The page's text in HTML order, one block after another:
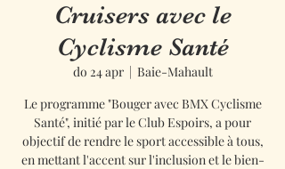
Cruisers avec le
Cyclisme Santé
do 24 apr
  |
Baie-Mahault
Le programme "Bouger avec BMX Cyclisme
Santé", initié par le Club Espoirs, a pour
objectif de rendre le sport accessible à tous,
en mettant l'accent sur l'inclusion et le bien-